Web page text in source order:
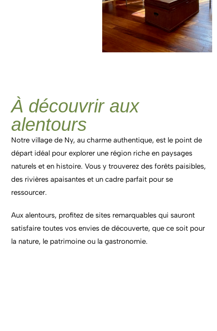
À découvrir aux
alentours
Notre village de Ny, au charme authentique, est le point de
départ idéal pour explorer une région riche en paysages
naturels et en histoire. Vous y trouverez des forêts paisibles,
des rivières apaisantes et un cadre parfait pour se
ressourcer.
Aux alentours, profitez de sites remarquables qui sauront
satisfaire toutes vos envies de découverte, que ce soit pour
la nature, le patrimoine ou la gastronomie.